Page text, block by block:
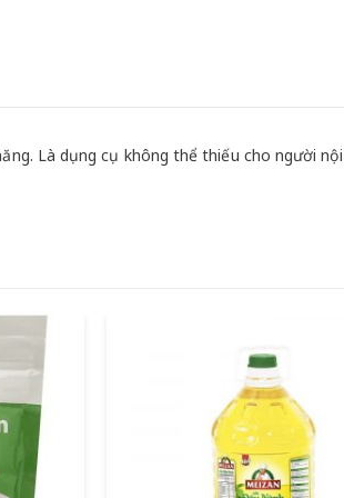
Là dụng cụ không thể thiếu cho người